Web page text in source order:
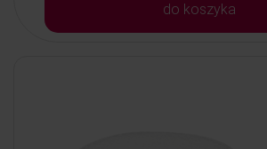
do koszyka